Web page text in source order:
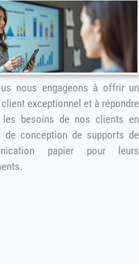
nous engageons à offrir un
et à répondre
besoins de nos clients en
de conception de supports de
papier pour leurs